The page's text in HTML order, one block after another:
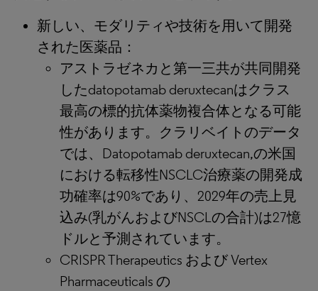
新しい、モダリティや技術を用いて開発
された医薬品：
アストラゼネカと第一三共が共同開発
したdatopotamab deruxtecanはクラス
最高の標的抗体薬物複合体となる可能
性があります。クラリベイトのデータ
では、Datopotamab deruxtecan,の米国
における転移性NSCLC治療薬の開発成
功確率は90%であり、2029年の売上見
込み(乳がんおよびNSCLの合計)は27憶
ドルと予測されています。
CRISPR Therapeutics および Vertex
Pharmaceuticals の